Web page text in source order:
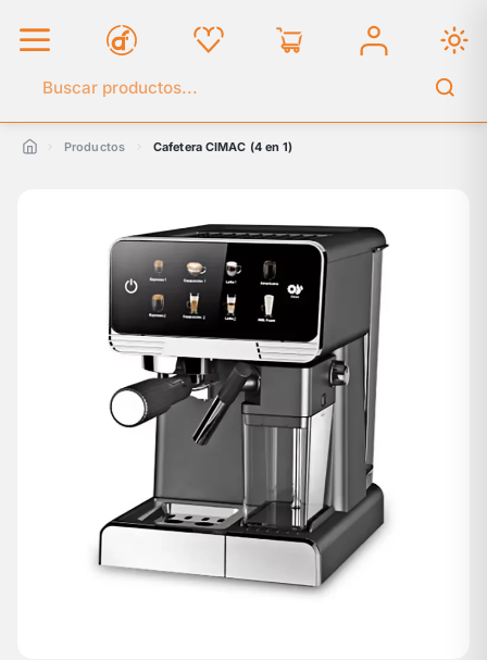
Buscar en el catálogo
Productos Cafetera CIMAC (4 en 1)